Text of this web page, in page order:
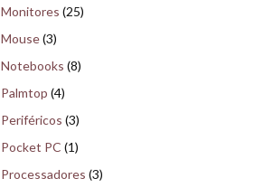
Monitores (25)
Mouse(3)
Notebooks (8)
Palmtop (4)
Periféricos (3)
Pocket PC (1)
Processadores (3)